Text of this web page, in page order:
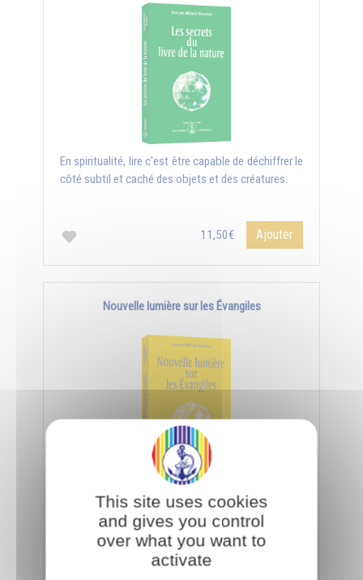
En spiritualité, lire c'est être capable de déchiffrer le
côté subtil et caché des objets et des créatures.
11,50€ Ajouter
Nouvelle lumière sur les Évangiles
Pour interpréter les paraboles de Jésus, il faut
utiliser la science des symboles qui s'acquiert par
les facultés de l’âme et de l'esprit.
11,50€
This site uses cookies
and gives you control
over what you want to
activate